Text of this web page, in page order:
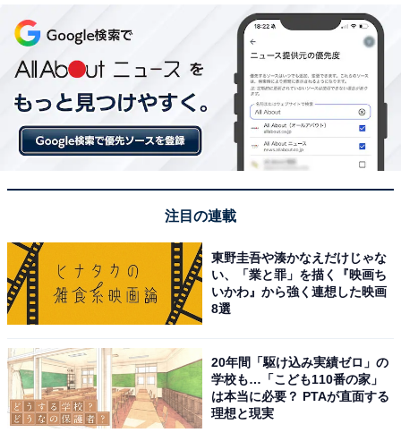
パンというよりもお菓子を食べている感覚になりまし
た。
注目の連載
東野圭吾や湊かなえだけじゃな
い、「業と罪」を描く『映画ち
いかわ』から強く連想した映画
8選
20年間「駆け込み実績ゼロ」の
学校も…「こども110番の家」
は本当に必要？ PTAが直面する
理想と現実